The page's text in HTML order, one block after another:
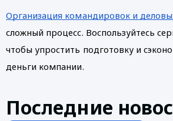
Организация командировок и
сложный процесс. Воспользуйтесь
чтобы упростить подготовку и
деньги компании.
Последние